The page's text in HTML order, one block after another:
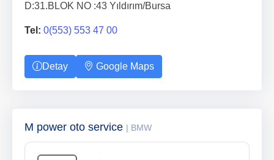
D:31.BLOK NO :43 Yıldırım/Bursa
Tel: 0(553) 553 47 00
Detay Google Maps
M power oto service | BMW